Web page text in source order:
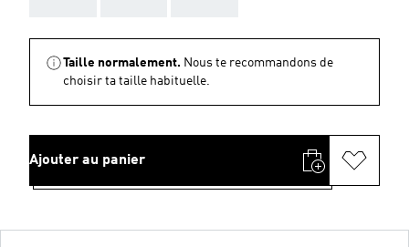
Taille normalement. Nous te recommandons de
choisir ta taille habituelle.
Ajouter au panier